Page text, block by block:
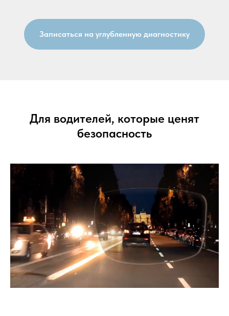
Записаться на углубленную диагностику
Для водителей, которые ценят
безопасность